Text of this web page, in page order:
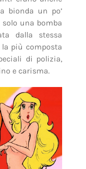
bionda un po’
una bomba
dalla stessa
più composta
di polizia,
e carisma.